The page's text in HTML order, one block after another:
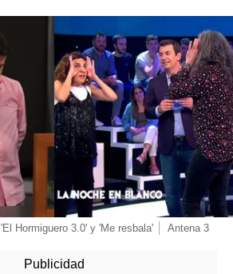
'El Hormiguero 3.0' y 'Me resbala' Antena 3